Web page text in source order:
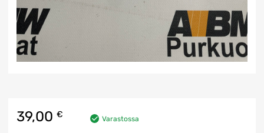
39,00 € Varastossa